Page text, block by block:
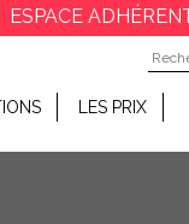
ESPACE
LES PRIX